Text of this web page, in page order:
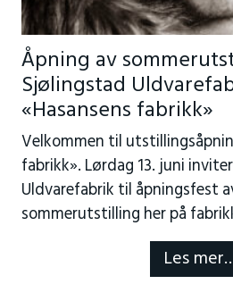
Åpning av
Sjølingstad
«Hasansens fabrikk»
Velkommen til
fabrikk». Lørdag 13. juni
Uldvarefabrik til åpningsfest
sommerutstilling her på
Les